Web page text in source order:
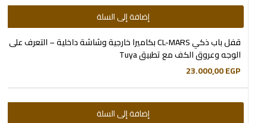
إضافة إلى السلة
قفل باب ذكي CL-MARS بكاميرا خارجية وشاشة داخلية – التعرف على
الوجه وعروق الكف مع تطبيق Tuya
23.000,00EGP
إضافة إلى السلة